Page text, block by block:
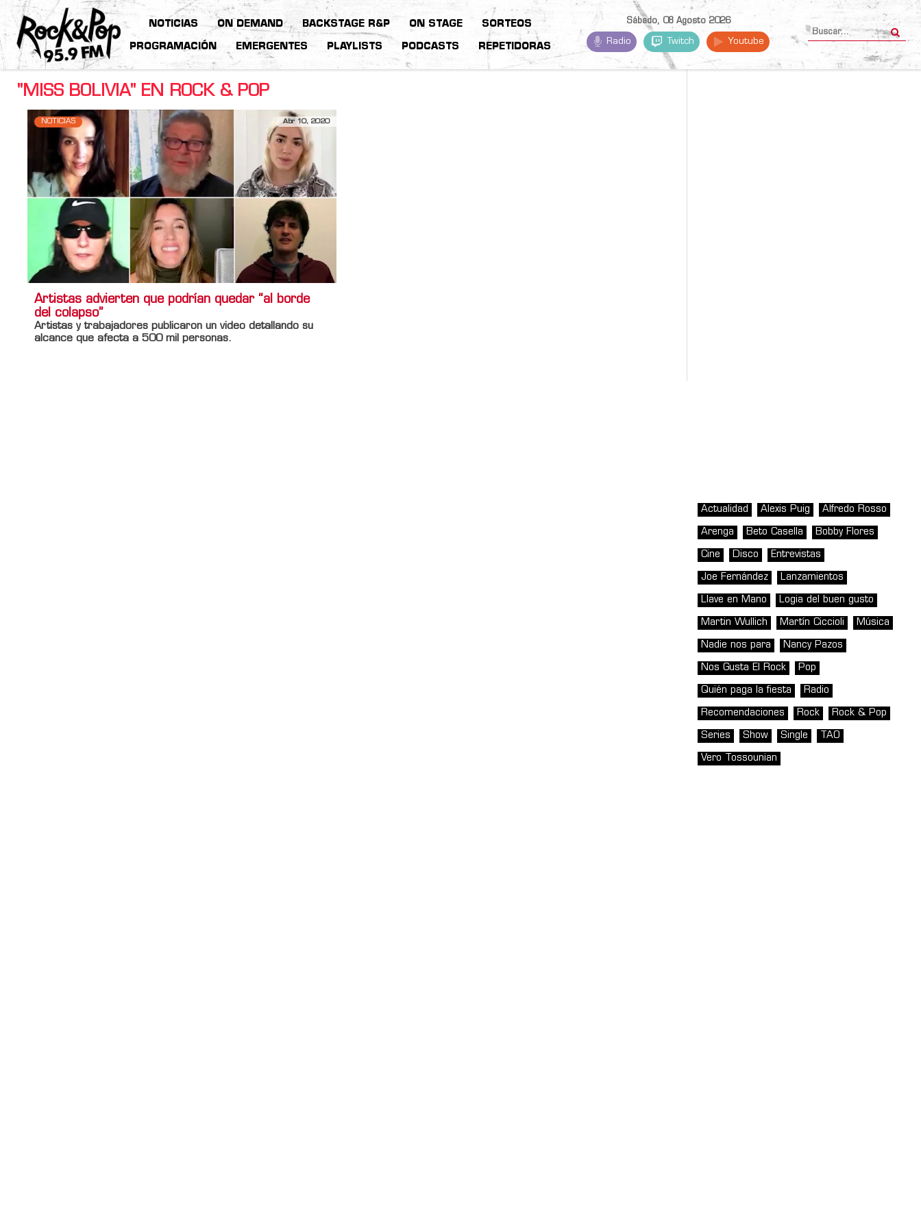
NOTICIAS ON DEMAND BACKSTAGE R&P ON STAGE SORTEOS
PROGRAMACIÓN EMERGENTES PLAYLISTS PODCASTS REPETIDORAS
Sábado, 08 Agosto 2026
Radio Twitch Youtube
"MISS BOLIVIA" EN ROCK & POP
NOTICIAS Abr 10, 2020
Artistas advierten que podrían quedar “al borde
del colapso”
Artistas y trabajadores publicaron un video detallando su
alcance que afecta a 500 mil personas.
Actualidad Alexis Puig Alfredo Rosso
Arenga Beto Casella Bobby Flores
Cine Disco Entrevistas
Joe Fernández Lanzamientos
Llave en Mano Logia del buen gusto
Martin Wullich Martín Ciccioli Música
Nadie nos para Nancy Pazos
Nos Gusta El Rock Pop
Quién paga la fiesta Radio
Recomendaciones Rock Rock & Pop
Series Show Single TAO
Vero Tossounian